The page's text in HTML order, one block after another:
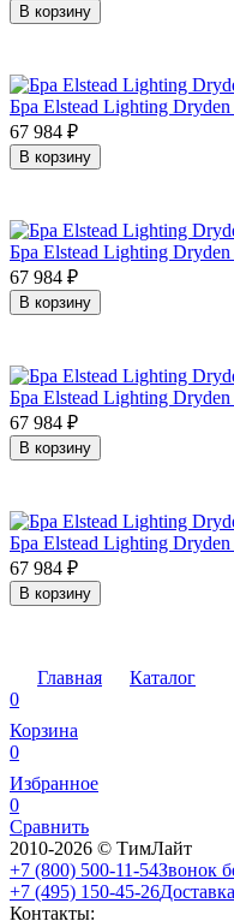
В корзину
Бра Elstead Lighting
67 984 ₽
В корзину
Бра Elstead Lighting
67 984 ₽
В корзину
Бра Elstead Lighting
67 984 ₽
В корзину
Бра Elstead Lighting
67 984 ₽
В корзину
Главная
Каталог
0
Корзина
0
Избранное
0
Сравнить
2010-2026 © ТимЛайт
+7 (800) 500-11-54Звонок
+7 (495) 150-45-26
Контакты: